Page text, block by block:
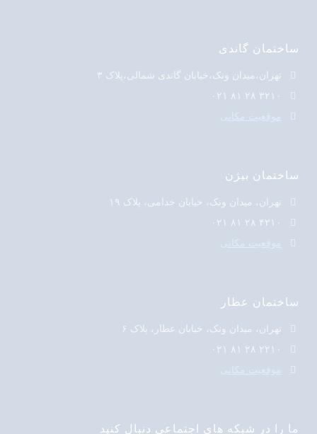
ساختمان گاندی
تهران،میدان ونک،خیابان گاندی شمالی،پلاک ۳
۳۲۱۰ ۲۸ ۸۱ ۰۲۱
موقعیت مکانی
ساختمان بیژن
تهران، میدان ونک، خیابان خدامی، پلاک ۱۹
۴۲۱۰ ۲۸ ۸۱ ۰۲۱
موقعیت مکانی
ساختمان عطار
تهران، میدان ونک، خیابان عطار، پلاک ۶
۲۲۱۰ ۲۸ ۸۱ ۰۲۱
موقعیت مکانی
ما را در شبکه های اجتماعی دنبال کنید